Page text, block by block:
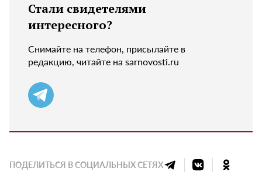
Стали свидетелями
интересного?
Снимайте на телефон, присылайте в
редакцию, читайте на sarnovosti.ru
ПОДЕЛИТЬСЯ В СОЦИАЛЬНЫХ СЕТЯХ